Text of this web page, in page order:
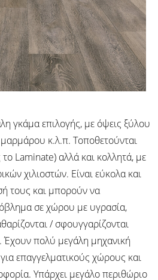
γκάμα επιλογής, με όψεις ξύλου
μαρμάρου κ.λ.π. Τοποθετούνται
Laminate) αλλά και κολλητά, με
χιλιοστών. Είναι εύκολα και
τους και μπορούν να
σε χώρου με υγρασία,
/ σφουγγαρίζονται
πολύ μεγάλη μηχανική
επαγγελματικούς χώρους και
Υπάρχει μεγάλο περιθώριο